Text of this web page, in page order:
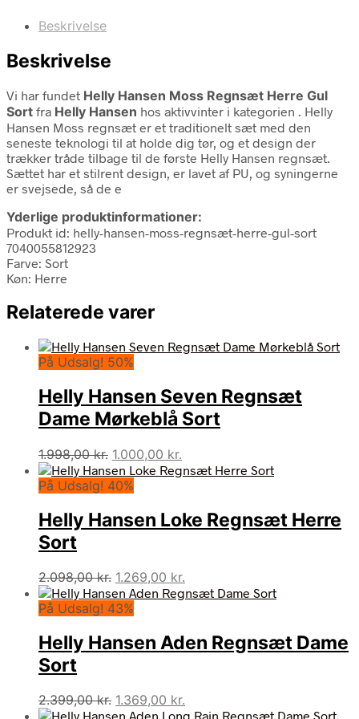
Beskrivelse
Beskrivelse
Vi har fundet Helly Hansen Moss Regnsæt Herre Gul
Sort fra Helly Hansen hos aktivvinter i kategorien . Helly
Hansen Moss regnsæt er et traditionelt sæt med den
seneste teknologi til at holde dig tør, og et design der
trækker tråde tilbage til de første Helly Hansen regnsæt.
Sættet har et stilrent design, er lavet af PU, og syningerne
er svejsede, så de e
Yderlige produktinformationer:
Produkt id: helly-hansen-moss-regnsæt-herre-gul-sort
7040055812923
Farve: Sort
Køn: Herre
Relaterede varer
På Udsalg! 50%
Helly Hansen Seven Regnsæt
Dame Mørkeblå Sort
1.998,00kr. Den
oprindelige
pris
1.998,00 kr..
1.000,00 kr.
aktuelle
1.000,00 kr..
På Udsalg! 40%
Helly Hansen Loke Regnsæt Herre
Sort
2.098,00kr. Den
oprindelige
pris
2.098,00 kr..
1.269,00 kr.
aktuelle
1.269,00 kr..
På Udsalg! 43%
Helly Hansen Aden Regnsæt Dame
Sort
2.399,00kr. Den
oprindelige
1.369,00 kr.
aktuelle